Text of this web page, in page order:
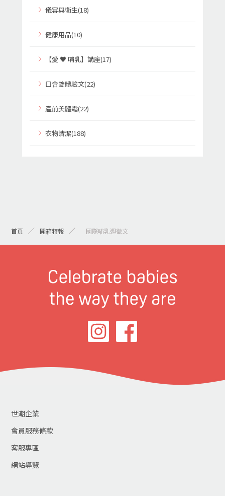
儀容與衛生(18)
健康用品(10)
【愛 ♥ 哺乳】講座(17)
口含錠體驗文(22)
產前美體霜(22)
衣物清潔(188)
首頁 開箱特報 > 國際哺乳週徵文
世潮企業
會員服務條款
客服專區
網站導覽